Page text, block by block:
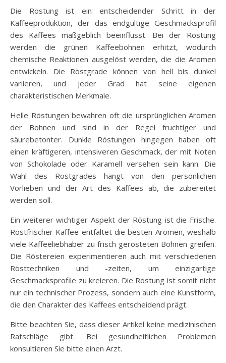
Die Röstung ist ein entscheidender Schritt in der
Kaffeeproduktion, der das endgültige Geschmacksprofil
des Kaffees maßgeblich beeinflusst. Bei der Röstung
werden die grünen Kaffeebohnen erhitzt, wodurch
chemische Reaktionen ausgelöst werden, die die Aromen
entwickeln. Die Röstgrade können von hell bis dunkel
variieren, und jeder Grad hat seine eigenen
charakteristischen Merkmale.
Helle Röstungen bewahren oft die ursprünglichen Aromen
der Bohnen und sind in der Regel fruchtiger und
säurebetonter. Dunkle Röstungen hingegen haben oft
einen kräftigeren, intensiveren Geschmack, der mit Noten
von Schokolade oder Karamell versehen sein kann. Die
Wahl des Röstgrades hängt von den persönlichen
Vorlieben und der Art des Kaffees ab, die zubereitet
werden soll.
Ein weiterer wichtiger Aspekt der Röstung ist die Frische.
Röstfrischer Kaffee entfaltet die besten Aromen, weshalb
viele Kaffeeliebhaber zu frisch gerösteten Bohnen greifen.
Die Röstereien experimentieren auch mit verschiedenen
Rösttechniken und -zeiten, um einzigartige
Geschmacksprofile zu kreieren. Die Röstung ist somit nicht
nur ein technischer Prozess, sondern auch eine Kunstform,
die den Charakter des Kaffees entscheidend prägt.
Bitte beachten Sie, dass dieser Artikel keine medizinischen
Ratschläge gibt. Bei gesundheitlichen Problemen
konsultieren Sie bitte einen Arzt.